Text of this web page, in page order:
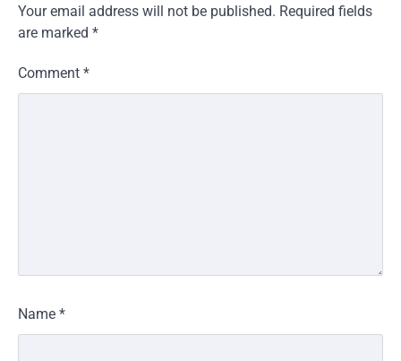
Your email address will not be published. Required fields
are marked *
Comment *
Name *